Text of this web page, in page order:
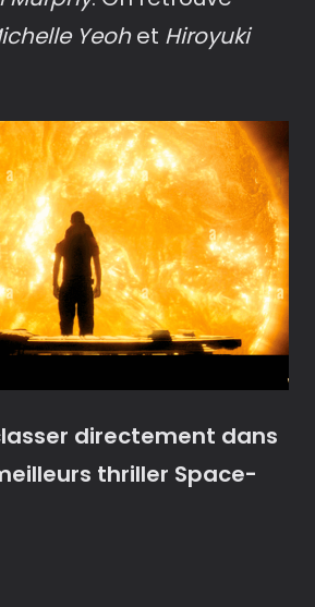
Yeoh et Hiroyuki
directement dans
thriller Sp­ace-